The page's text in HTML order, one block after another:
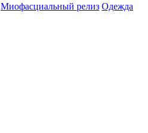
Миофасциальный релиз Одежда